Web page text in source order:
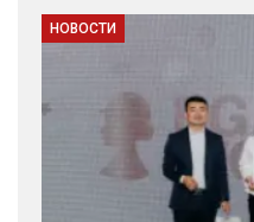
НОВОСТИ